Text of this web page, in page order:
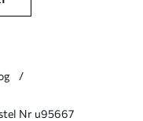
Nr u95667